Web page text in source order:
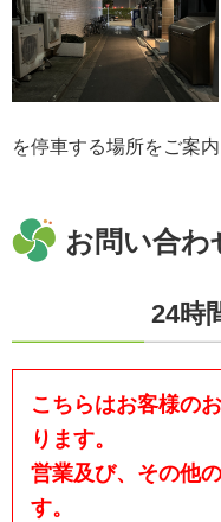
を停車する場所をご案
お問い合わ
24時
こちらはお客様の
ります。
営業及び、その他
す。